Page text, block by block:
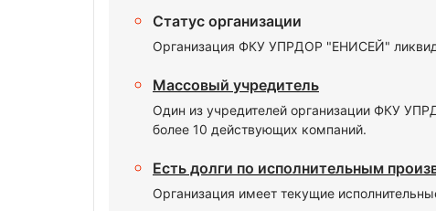
Статус организации
Организация ФКУ УПРДОР "ЕНИСЕЙ"
Массовый учредитель
Один из учредителей организации ФКУ
более 10 действующих компаний.
Есть долги по исполнительным
Организация имеет текущие